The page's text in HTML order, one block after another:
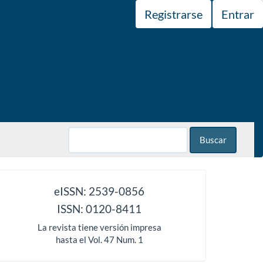
Registrarse Entrar
Buscar
eISSN: 2539-0856
ISSN: 0120-8411
La revista tiene versión impresa
hasta el Vol. 47 Num. 1